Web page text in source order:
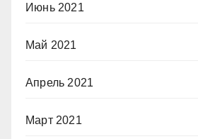
Июнь 2021
Май 2021
Апрель 2021
Март 2021